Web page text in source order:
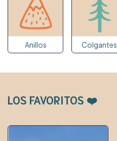
Anillos Colgantes
LOS FAVORITOS ❤️